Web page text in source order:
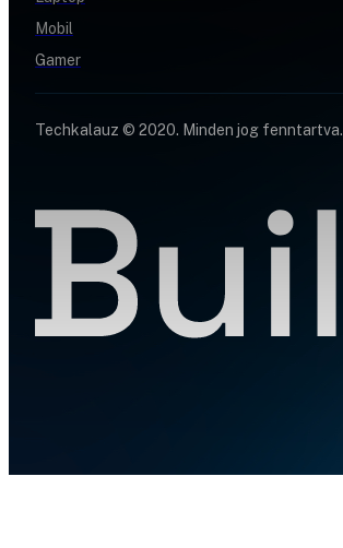
Mobil
Gamer
Techkalauz © 2020. Minden jog fenntartva.